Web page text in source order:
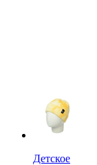
Детское